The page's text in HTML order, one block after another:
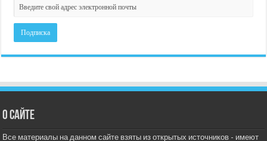
О сайте
Все материалы на данном сайте взяты из открытых источников - имеют